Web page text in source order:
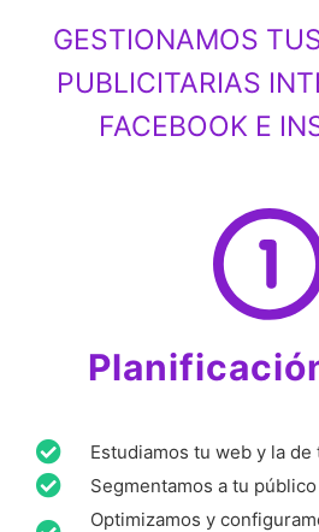
GESTIONAMOS
PUBLICITARIAS
FACEBOOK E
Estudiamos tu web y la
Segmentamos a tu
Optimizamos y